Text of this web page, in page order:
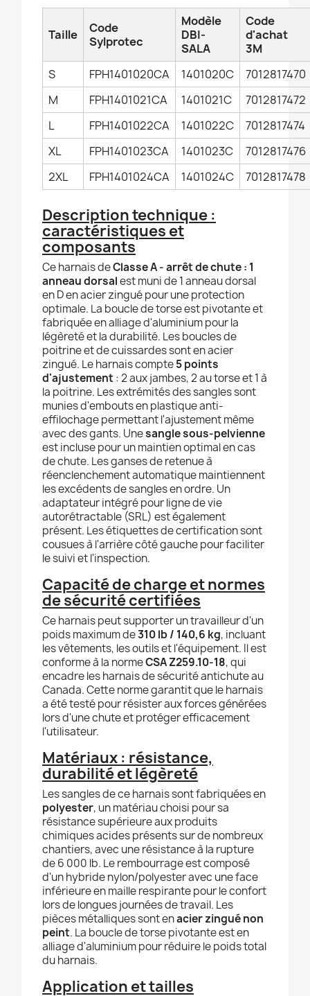
Taille
Code
Sylprotec
Modèle
DBI-
SALA
Code
d'achat
3M
S
FPH1401020CA 1401020C
7012817470
M
FPH1401021CA 1401021C
7012817472
L
FPH1401022CA 1401022C
7012817474
XL
FPH1401023CA 1401023C
7012817476
2XL
FPH1401024CA 1401024C 7012817478
Description technique :
caractéristiques et
composants
Ce harnais deClasse A - arrêt de chute : 1
anneau dorsalest muni de 1 anneau dorsal
en D en acier zingué pour une protection
optimale. La boucle de torse est pivotante et
fabriquée en alliage d'aluminium pour la
légèreté et la durabilité. Les boucles de
poitrine et de cuissardes sont en acier
zingué. Le harnais compte5 points
d'ajustement : 2 aux jambes, 2 au torse et 1 à
la poitrine. Les extrémités des sangles sont
munies d'embouts en plastique anti-
effilochage permettant l'ajustement même
avec des gants. Unesangle sous-pelvienne
est incluse pour un maintien optimal en cas
de chute. Les ganses de retenue à
réenclenchement automatique maintiennent
les excédents de sangles en ordre. Un
adaptateur intégré pour ligne de vie
autorétractable (SRL) est également
présent. Les étiquettes de certification sont
cousues à l'arrière côté gauche pour faciliter
le suivi et l'inspection.
Capacité de charge et normes
de sécurité certifiées
Ce harnais peut supporter un travailleur d'un
poids maximum de310 lb / 140,6 kg, incluant
les vêtements, les outils et l'équipement. Il est
conforme à la normeCSA Z259.10-18, qui
encadre les harnais de sécurité antichute au
Canada. Cette norme garantit que le harnais
a été testé pour résister aux forces générées
lors d'une chute et protéger efficacement
l'utilisateur.
Matériaux : résistance,
durabilité et légèreté
Les sangles de ce harnais sont fabriquées en
polyester, un matériau choisi pour sa
résistance supérieure aux produits
chimiques acides présents sur de nombreux
chantiers, avec une résistance à la rupture
de 6 000 lb. Le rembourrage est composé
d'un hybride nylon/polyester avec une face
inférieure en maille respirante pour le confort
lors de longues journées de travail. Les
pièces métalliques sont enacier zingué non
peint. La boucle de torse pivotante est en
alliage d'aluminium pour réduire le poids total
du harnais.
Application et tailles